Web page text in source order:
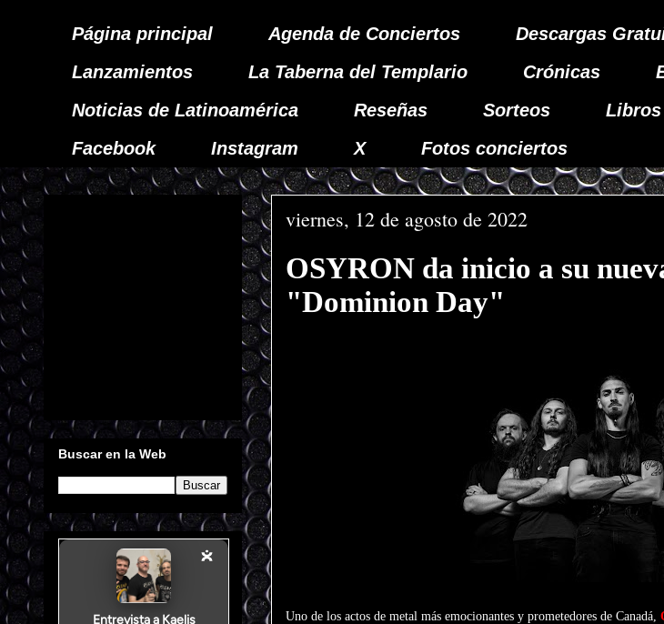
Página principal Agenda de Conciertos Descargas
Lanzamientos
La Taberna del Templario Crónicas
Noticias de Latinoamérica
Reseñas Sorteos Libros
Facebook
Instagram X Fotos conciertos
viernes, 12 de agosto de 2022
OSYRON da inicio a su
"Dominion Day"
Uno de los actos de metal más emocionantes y prometedores de Canadá,
Buscar en la Web